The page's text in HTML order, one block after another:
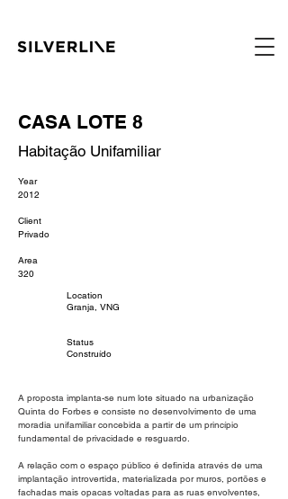
CASA LOTE 8
Habitação Unifamiliar
Year
2012
Client
Privado
Area
320
Location
Granja, VNG
Status
Construído
A proposta implanta-se num lote situado na urbanização
Quinta do Forbes e consiste no desenvolvimento de uma
moradia unifamiliar concebida a partir de um princípio
fundamental de privacidade e resguardo.
A relação com o espaço público é definida através de uma
implantação introvertida, materializada por muros, portões e
fachadas mais opacas voltadas para as ruas envolventes,